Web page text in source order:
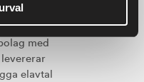
– Ditt
med
elavtal